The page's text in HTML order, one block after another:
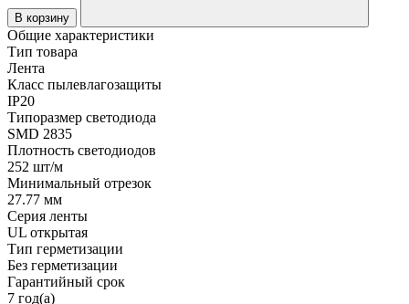
В корзину
Общие характеристики
Тип товара
Лента
Класс пылевлагозащиты
IP20
Типоразмер светодиода
SMD 2835
Плотность светодиодов
252 шт/м
Минимальный отрезок
27.77 мм
Серия ленты
UL открытая
Тип герметизации
Без герметизации
Гарантийный срок
7 год(а)